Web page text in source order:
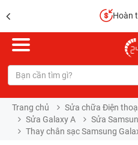
Hoàn
Trang chủ Sửa chữa Điện
Sửa Galaxy A
Sửa
Thay chân sạc Samsung